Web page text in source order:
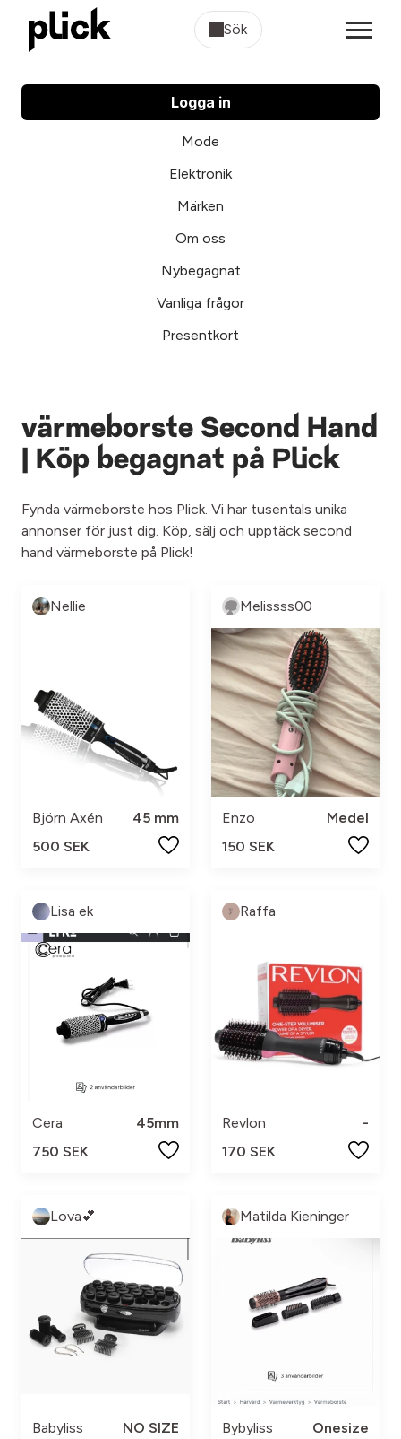
Sök
Logga in
Mode
Elektronik
Märken
Om oss
Nybegagnat
Vanliga frågor
Presentkort
värmeborste Second Hand
| Köp begagnat på Plick
Fynda värmeborste hos Plick. Vi har tusentals unika
annonser för just dig. Köp, sälj och upptäck second
hand värmeborste på Plick!
Nellie
Björn Axén
45 mm
500 SEK
Melissss00
Enzo
Medel
150 SEK
Lisa ek
Cera
45mm
750 SEK
Raffa
Revlon
-
170 SEK
Lova💕
Babyliss
NO SIZE
Matilda Kieninger
Bybyliss
Onesize